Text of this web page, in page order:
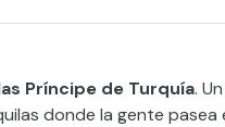
Príncipe de Turquía.
donde la gente